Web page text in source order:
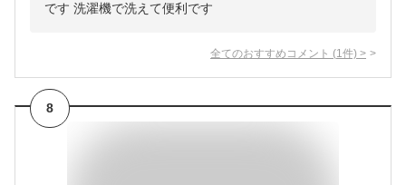
です 洗濯機で洗えて便利です
全てのおすすめコメント (1 件) >
8